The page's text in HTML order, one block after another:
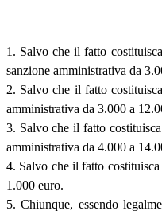
1. Salvo che il fatto
sanzione amministrativa da
2. Salvo che il fatto
amministrativa da 3.000 a
3. Salvo che il fatto
amministrativa da 4.000 a
4. Salvo che il fatto
1.000 euro.
5. Chiunque, essendo